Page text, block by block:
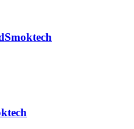
Smoktech